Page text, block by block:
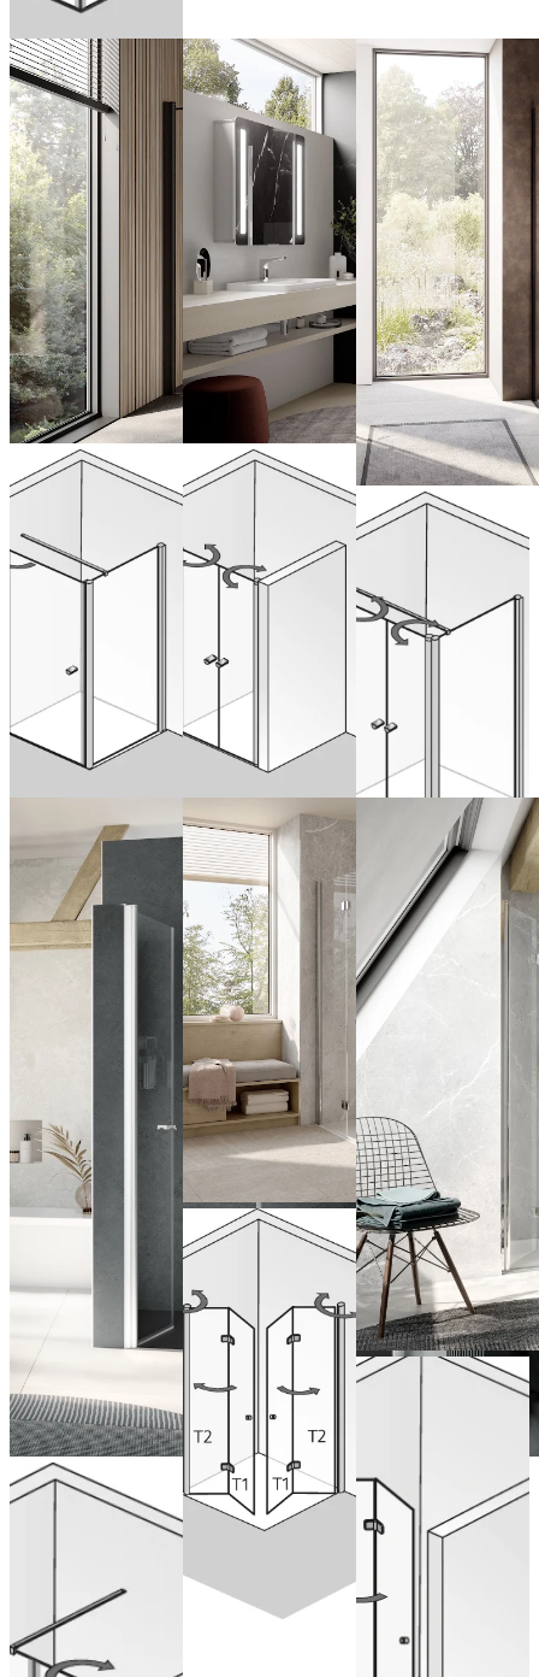
Porte
pivotante
avec paroi
Configurer
maintenant
Portes
battantes en
niche
maintenant
Portes
battantes
avec paroi
Configurer
maintenant
Porte
pivotante
avec paroi
fixe en
alignement
Portes
pivotantes
pliantes en
accès d’angle
Configurer
maintenant
pliante en
niche
Configurer
maintenant